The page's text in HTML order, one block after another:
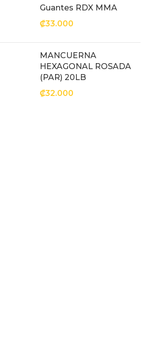
Guantes RDX MMA
₡33.000
MANCUERNA
HEXAGONAL ROSADA
(PAR) 20LB
₡32.000